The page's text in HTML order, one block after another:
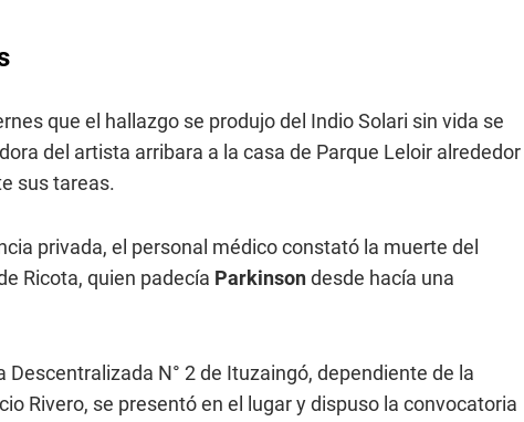
que el hallazgo se produjo del Indio Solari sin vida se
del artista arribara a la casa de Parque Leloir alrededor
sus tareas.
privada, el personal médico constató la muerte del
Ricota, quien padecía Parkinsondesde hacía una
N° 2 de Ituzaingó, dependiente de la
Rivero, se presentó en el lugar y dispuso la convocatoria